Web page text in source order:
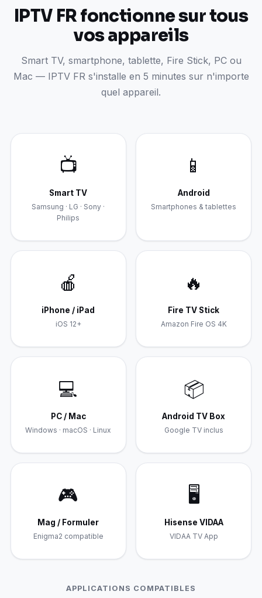
IPTV FR fonctionne sur tous
vos appareils
Smart TV, smartphone, tablette, Fire Stick, PC ou
Mac — IPTV FR s'installe en 5 minutes sur n'importe
quel appareil.
📺
Smart TV
Samsung · LG · Sony ·
Philips
📱
Android
Smartphones & tablettes
🍎
iPhone / iPad
iOS 12+
🔥
Fire TV Stick
Amazon Fire OS 4K
💻
PC / Mac
Windows · macOS · Linux
📦
Android TV Box
Google TV inclus
🎮
Mag / Formuler
Enigma2 compatible
🖥️
Hisense VIDAA
VIDAA TV App
APPLICATIONS COMPATIBLES